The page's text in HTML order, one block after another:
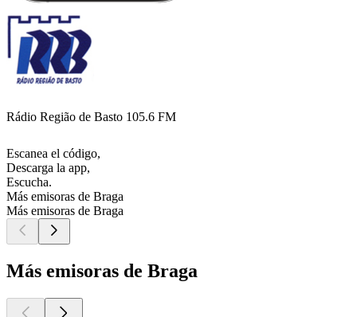
Rádio Região de Basto 105.6 FM
Escanea el código,
Descarga la app,
Escucha.
Más emisoras de Braga
Más emisoras de Braga
Más emisoras de Braga